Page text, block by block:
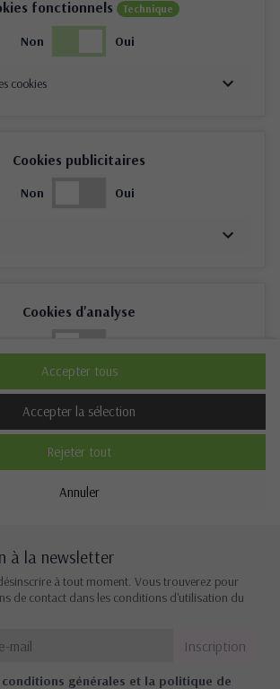
fonctionnels Technique
Non Oui
cookies
Cookies publicitaires
Non Oui
Cookies d'analyse
Cookies de performance
Non
Annuler
Rejeter tout
Accepter la sélection
Accepter tous
à la newsletter
à tout moment. Vous trouverez pour
de contact dans les conditions d'utilisation du
conditions générales et la politique de